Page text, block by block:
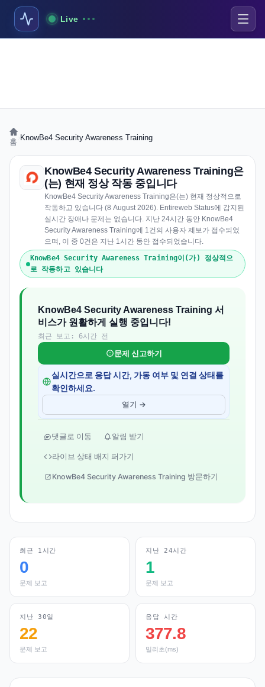
Live
홈 KnowBe4 Security Awareness Training
KnowBe4 Security Awareness Training은
(는) 현재 정상 작동 중입니다
KnowBe4 Security Awareness Training은(는) 현재 정상적으로
작동하고 있습니다 (8 August 2026). Entireweb Status에 감지된
실시간 장애나 문제는 없습니다. 지난 24시간 동안 KnowBe4
Security Awareness Training에 1건의 사용자 제보가 접수되었
으며, 이 중 0건은 지난 1시간 동안 접수되었습니다.
KnowBe4 Security Awareness Training이(가) 정상적으
로 작동하고 있습니다
KnowBe4 Security Awareness Training 서
비스가 원활하게 실행 중입니다!
최근 보고: 6시간 전
문제 신고하기
실시간으로 응답 시간, 가동 여부 및 연결 상태를
확인하세요.
열기 →
댓글로 이동 알림 받기
라이브 상태 배지 퍼가기
KnowBe4 Security Awareness Training 방문하기
최근 1시간
0
문제 보고
지난 24시간
1
문제 보고
지난 30일
22
문제 보고
응답 시간
377.8
밀리초(ms)